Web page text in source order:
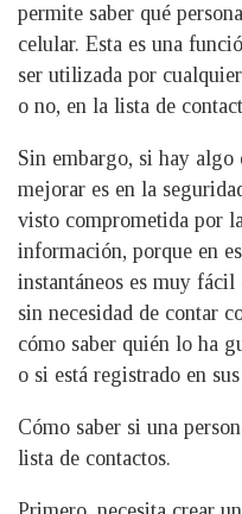
permite saber qué
celular. Esta es una
ser utilizada por
o no, en la lista de
Sin embargo, si hay
mejorar es en la
visto comprometida por
información, porque en
instantáneos es muy
sin necesidad de contar
cómo saber quién lo ha
o si está registrado en
Cómo saber si una
lista de contactos.